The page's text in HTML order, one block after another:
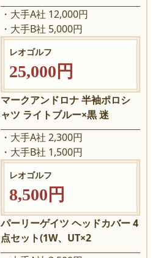
大手A社 12,000円
大手B社 5,000円
レオゴルフ
25,000円
マークアンドロナ 半袖ポロシ
ャツ ライトブルー×黒 迷
大手A社 2,300円
大手B社 1,500円
レオゴルフ
8,500円
パーリーゲイツ ヘッドカバー 4
点セット(1W、UT×2